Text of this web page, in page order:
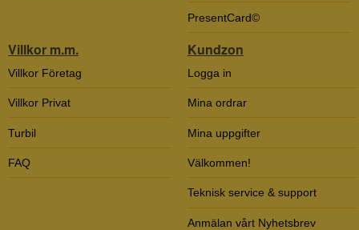
PresentCard©
Villkor m.m.
Villkor Företag
Villkor Privat
Turbil
FAQ
Kundzon
Logga in
Mina ordrar
Mina uppgifter
Välkommen!
Teknisk service & support
Anmälan vårt Nyhetsbrev